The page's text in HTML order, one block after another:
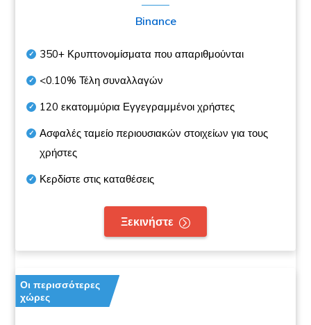
Binance
350+ Κρυπτονομίσματα που απαριθμούνται
<0.10% Τέλη συναλλαγών
120 εκατομμύρια Εγγεγραμμένοι χρήστες
Ασφαλές ταμείο περιουσιακών στοιχείων για τους
χρήστες
Κερδίστε στις καταθέσεις
Ξεκινήστε
Οι περισσότερες
χώρες